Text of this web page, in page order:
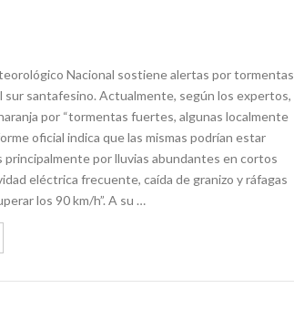
el impacto real en la región
Nacional sostiene alertas por tormentas
sur santafesino. Actualmente, según los expertos,
por “tormentas fuertes, algunas localmente
oficial indica que las mismas podrían estar
principalmente por lluvias abundantes en cortos
eléctrica frecuente, caída de granizo y ráfagas
los 90 km/h”. A su …